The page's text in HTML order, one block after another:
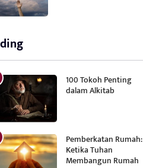
100 Tokoh Penting
dalam Alkitab
Pemberkatan Rumah:
Ketika Tuhan
Membangun Rumah